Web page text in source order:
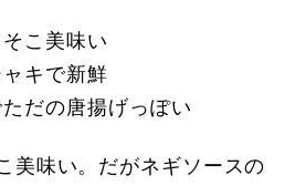
こ美味い
キで新鮮
だの唐揚げっぽい
美味い。だがネギソースの